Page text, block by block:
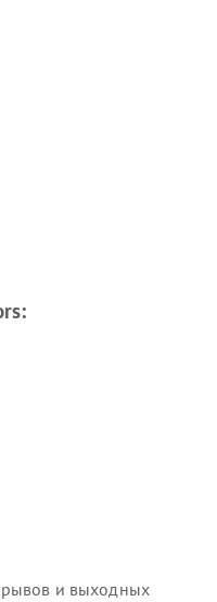
и выходных